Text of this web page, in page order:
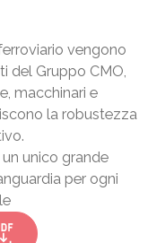
vengono
del Gruppo CMO,
macchinari e
la robustezza
unico grande
per ogni